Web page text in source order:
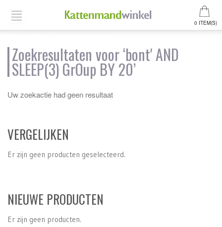
0 ITEM(S)
Zoekresultaten voor ‘bont' AND
SLEEP(3) GrOup BY 20’
Uw zoekactie had geen resultaat
VERGELIJKEN
Er zijn geen producten geselecteerd.
NIEUWE PRODUCTEN
Er zijn geen producten.